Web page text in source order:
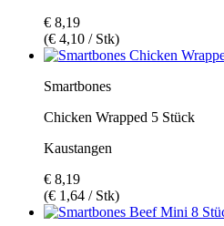
€ 8,19
(€ 4,10 / Stk)
Smartbones
Chicken Wrapped 5 Stück
Kaustangen
€ 8,19
(€ 1,64 / Stk)